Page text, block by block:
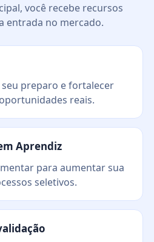
você recebe recursos
entrada no mercado.
preparo e fortalecer
reais.
Aprendiz
para aumentar sua
seletivos.